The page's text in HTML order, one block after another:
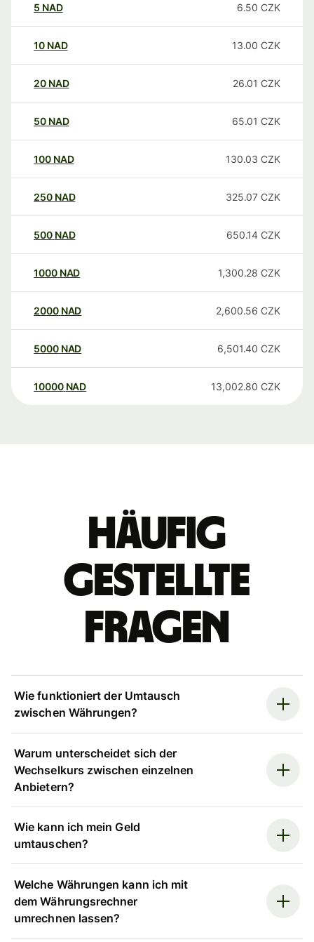
5 NAD 6.50 CZK
10 NAD 13.00 CZK
20 NAD 26.01 CZK
50 NAD 65.01 CZK
100 NAD 130.03 CZK
250 NAD 325.07 CZK
500 NAD 650.14 CZK
1000 NAD 1,300.28 CZK
2000 NAD 2,600.56 CZK
5000 NAD 6,501.40 CZK
10000 NAD 13,002.80 CZK
Häufig
gestellte
Fragen
Wie funktioniert der Umtausch
zwischen Währungen?
Warum unterscheidet sich der
Wechselkurs zwischen einzelnen
Anbietern?
Wie kann ich mein Geld
umtauschen?
Welche Währungen kann ich mit
dem Währungsrechner
umrechnen lassen?